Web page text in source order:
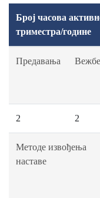
Број часова
триместра/године
Предавања Вежбе
2 2
Методе извођења
наставе